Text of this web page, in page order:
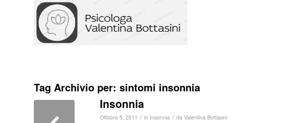
Tag Archivio per: sintomi insonnia
Insonnia
Ottobre 5, 2011 / in Insonnia / da Valentina Bottasini